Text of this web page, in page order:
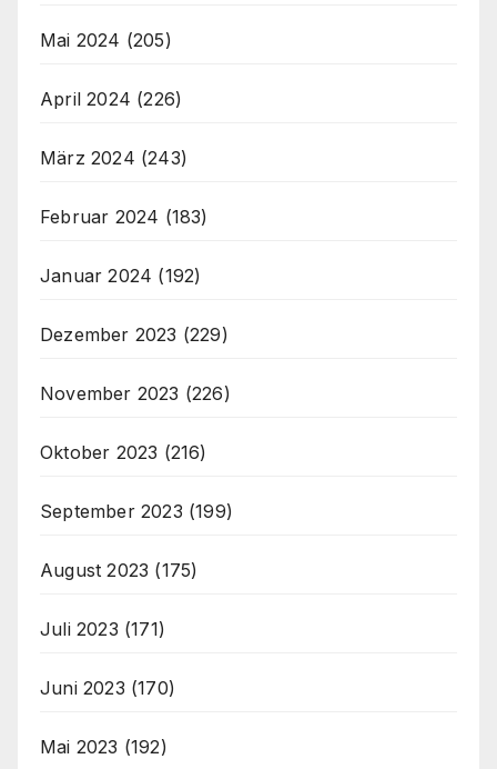
Mai 2024 (205)
April 2024 (226)
März 2024 (243)
Februar 2024 (183)
Januar 2024 (192)
Dezember 2023 (229)
November 2023 (226)
Oktober 2023 (216)
September 2023 (199)
August 2023 (175)
Juli 2023 (171)
Juni 2023 (170)
Mai 2023 (192)